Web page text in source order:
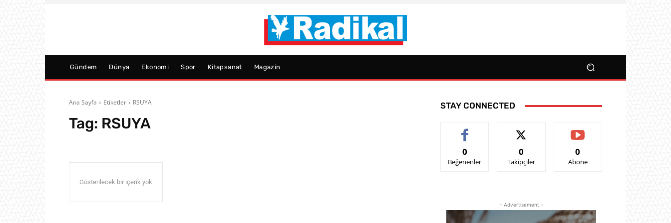
Gündem Dünya Ekonomi Spor Kitapsanat Magazin
Ana Sayfa Etiketler RSUYA
Tag: RSUYA
Gösterilecek bir içerik yok
STAY CONNECTED
0
Beğenenler
0
Takipçiler
0
Abone
- Advertisement -